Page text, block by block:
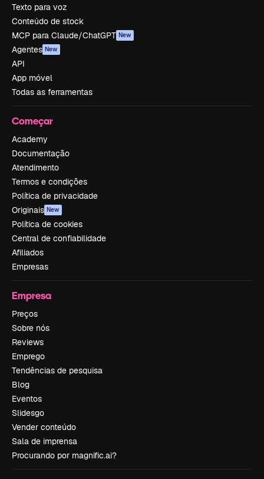
Texto para voz
Conteúdo de stock
MCP para Claude/ChatGPT New
Agentes New
API
App móvel
Todas as ferramentas
Começar
Academy
Documentação
Atendimento
Termos e condições
Política de privacidade
Originais New
Política de cookies
Central de confiabilidade
Afiliados
Empresas
Empresa
Preços
Sobre nós
Reviews
Emprego
Tendências de pesquisa
Blog
Eventos
Slidesgo
Vender conteúdo
Sala de imprensa
Procurando por magnific.ai?